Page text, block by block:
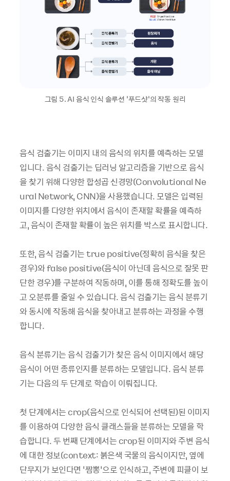
그림 5. AI 음식 인식 솔루션 ‘푸드샷’의 작동 원리
음식 검출기는 이미지 내의 음식의 위치를 예측하는 모델
입니다. 음식 검출기는 딥러닝 알고리즘을 기반으로 음식
을 찾기 위해 다양한 합성곱 신경망(Convolutional Ne
ural Network, CNN)을 사용했습니다. 모델은 입력된
이미지를 다양한 위치에서 음식이 존재할 확률을 예측하
고, 음식이 존재할 확률이 높은 위치를 박스로 표시합니다.
또한, 음식 검출기는 true positive(정확히 음식을 찾은
경우)와 false positive(음식이 아닌데 음식으로 잘못 판
단한 경우)를 구분하여 작동하며, 이를 통해 정확도를 높이
고 오분류를 줄일 수 있습니다. 음식 검출기는 음식 분류기
와 동시에 작동해 음식을 찾아내고 분류하는 과정을 수행
합니다.
음식 분류기는 음식 검출기가 찾은 음식 이미지에서 해당
음식이 어떤 종류인지를 분류하는 모델입니다. 음식 분류
기는 다음의 두 단계로 학습이 이뤄집니다.
첫 단계에서는 crop(음식으로 인식되어 선택된)된 이미지
를 이용하여 다양한 음식 클래스들을 분류하는 모델을 학
습합니다. 두 번째 단계에서는 crop된 이미지와 주변 음식
에 대한 정보(context: 붉은색 국물의 음식이지만, 옆에
단무지가 보인다면 ‘짬뽕’으로 인식하고, 주변에 피클이 보